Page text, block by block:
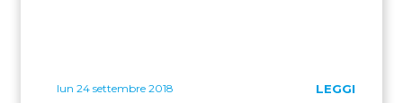
lun 24 settembre 2018 LEGGI